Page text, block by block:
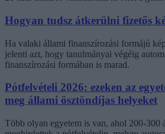
Hogyan tudsz átkerülni fizetős
Ha valaki állami finanszírozási formájú
jelenti azt, hogy tanulmányai végéig
finanszírozási formában is marad.
Pótfelvételi 2026: ezeken az
meg állami ösztöndíjas helyeket
Több olyan egyetem is van, ahol 200-300